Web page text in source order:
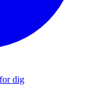
dig